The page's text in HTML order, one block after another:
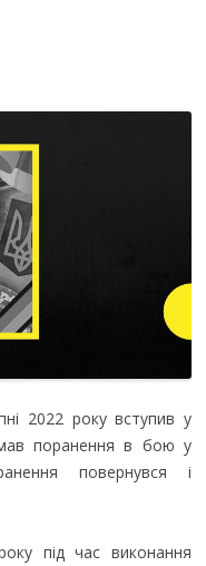
2022 року вступив у
поранення в бою у
повернувся і
під час виконання